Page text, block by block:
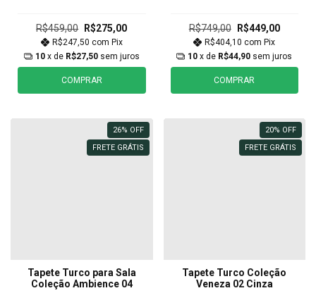
R$459,00 R$275,00
R$247,50 com Pix
10 x de R$27,50 sem juros
COMPRAR
R$749,00 R$449,00
R$404,10com Pix
10 x de R$44,90 sem juros
COMPRAR
26% OFF
FRETE GRÁTIS
Tapete Turco para Sala
Coleção Ambience 04
20% OFF
FRETE GRÁTIS
Tapete Turco Coleção
Veneza 02 Cinza